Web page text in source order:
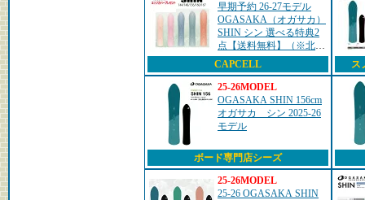
早期予約 26-27モデル
OGASAKA（オガサカ）
SHIN シン 選べる特典2
点【送料無料】（※北海
道/沖縄/離島は送料別）
CAPCELL
ス
25-26MODEL
OGASAKA SHIN 156cm
オガサカ シン 2025-26
モデル
ボード専門店シーズ
25-26MODEL
25-26 OGASAKA SHIN